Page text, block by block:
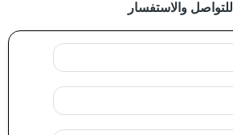
للتواصل والاستفسار